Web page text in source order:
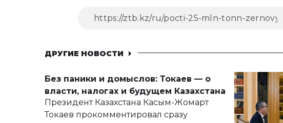
ДРУГИЕ НОВОСТИ
Без паники и домыслов: Токаев — о
власти, налогах и будущем Казахстана
Президент Казахстана Касым-Жомарт
Токаев прокомментировал сразу